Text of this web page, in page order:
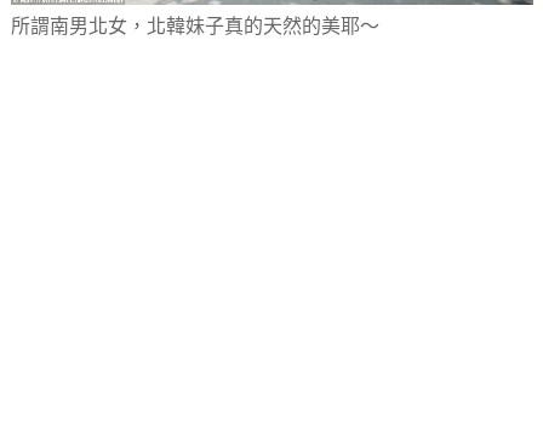
所謂南男北女，北韓妹子真的天然的美耶～